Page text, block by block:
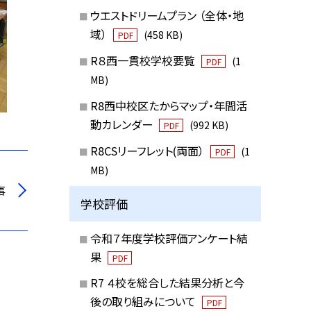
ウエストドリームプラン （全体・地
域）
PDF (458 KB)
R８西一貫校学校要覧 PDF
(1
MB)
R8西中校区たからマップ・年間活
動カレンダー
PDF (992 KB)
R8CSリーフレット(両面） PDF
(1
MB)
学校評価
令和７年度学校評価アンケート結
果
PDF
R7 ４校を総合した結果分析と今
後の取り組みについて
PDF